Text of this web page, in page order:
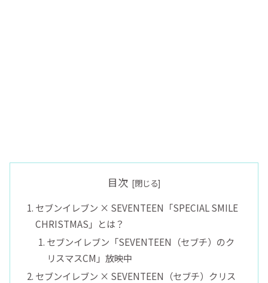
目次
セブンイレブン × SEVENTEEN「SPECIAL SMILE
CHRISTMAS」とは？
セブンイレブン「SEVENTEEN（セブチ）のク
リスマスCM」放映中
セブンイレブン × SEVENTEEN（セブチ）クリス